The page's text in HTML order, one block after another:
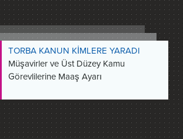
TORBA KANUN KİMLERE YARADI
Müşavirler ve Üst Düzey Kamu
Görevlilerine Maaş Ayarı